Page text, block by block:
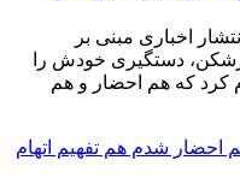
اخباری مبنی بر
دستگیری خودش را
کرد که هم احضار و هم